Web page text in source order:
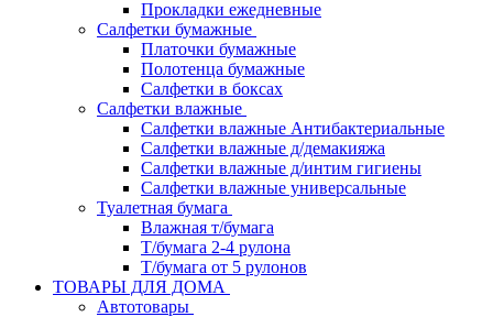
Прокладки ежедневные
Салфетки бумажные
Платочки бумажные
Полотенца бумажные
Салфетки в боксах
Салфетки влажные
Салфетки влажные Антибактериальные
Салфетки влажные д/демакияжа
Салфетки влажные д/интим гигиены
Салфетки влажные универсальные
Туалетная бумага
Влажная т/бумага
Т/бумага 2-4 рулона
Т/бумага от 5 рулонов
ТОВАРЫ ДЛЯ ДОМА
Автотовары